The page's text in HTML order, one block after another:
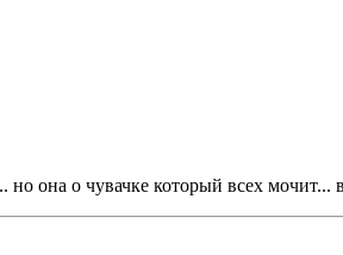
она о чувачке который всех